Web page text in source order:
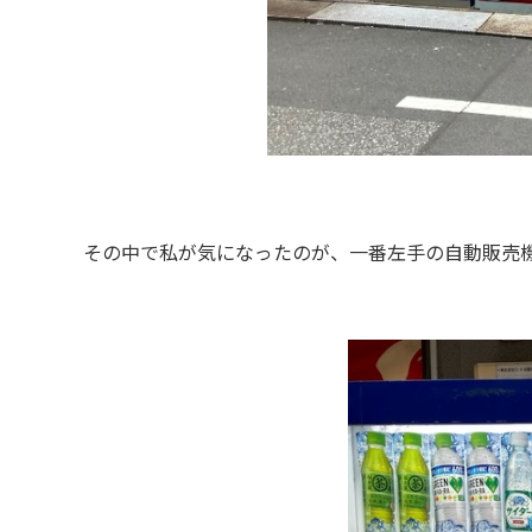
その中で私が気になったのが、一番左手の自動販売